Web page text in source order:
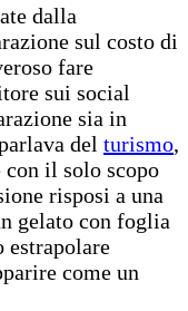
dalla
sul costo di
fare
sui social
sia in
del turismo,
con il solo scopo
risposi a una
gelato con foglia
estrapolare
come un